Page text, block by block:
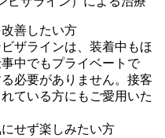
善したい方
ザラインは、装着中もほ
中でもプライベートで
必要がありません。接客
ている方にもご愛用いた
せず楽しみたい方